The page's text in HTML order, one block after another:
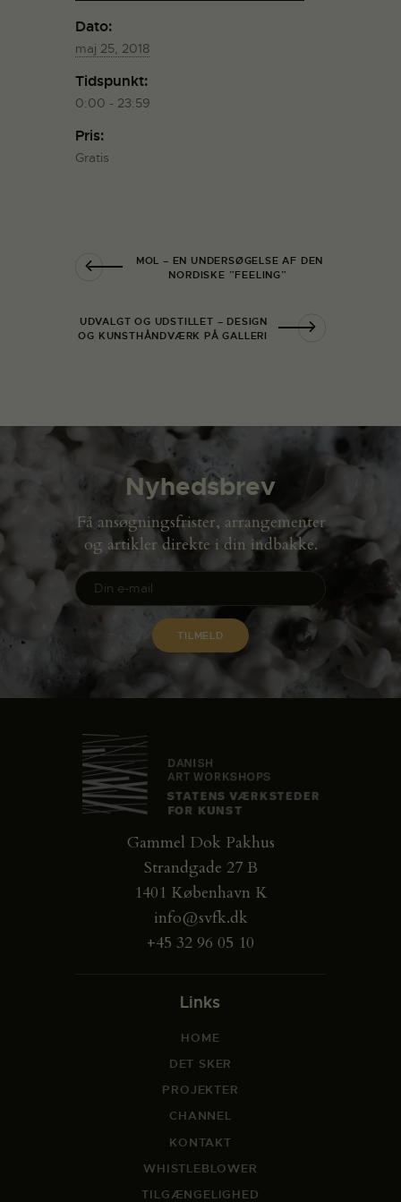
Dato:
maj 25, 2018
Tidspunkt:
0:00 - 23:59
Pris:
Gratis
MOL – EN UNDERSØGELSE AF DEN
NORDISKE ”FEELING”
UDVALGT OG UDSTILLET – DESIGN
OG KUNSTHÅNDVÆRK PÅ GALLERI
Nyhedsbrev
Få ansøgningsfrister, arrangementer
og artikler direkte i din indbakke.
Gammel Dok Pakhus
Strandgade 27 B
1401 København K
info@svfk.dk
+45 32 96 05 10
Links
HOME
DET SKER
PROJEKTER
CHANNEL
KONTAKT
WHISTLEBLOWER
TILGÆNGELIGHED